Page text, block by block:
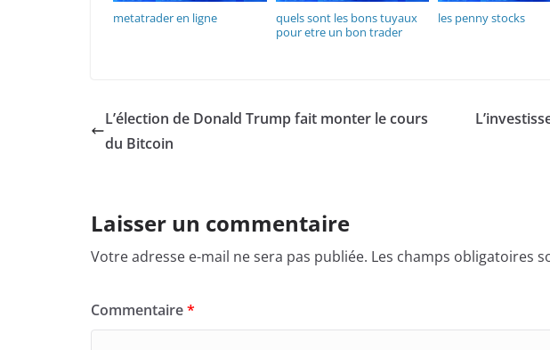
metatrader en ligne
quels sont les bons tuyaux
pour etre un bon trader
les penny stocks
L’élection de Donald Trump fait monter le cours
du Bitcoin
Laisser un commentaire
Votre adresse e-mail ne sera pas publiée. Les champs obligatoires
Commentaire*